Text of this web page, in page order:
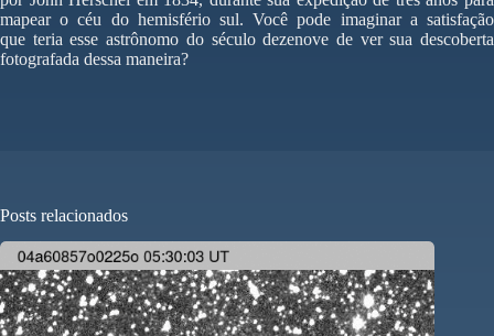
mapear o céu do hemisfério sul. Você pode imaginar a satisfação
que teria esse astrônomo do século dezenove de ver sua descoberta
fotografada dessa maneira?
Posts relacionados